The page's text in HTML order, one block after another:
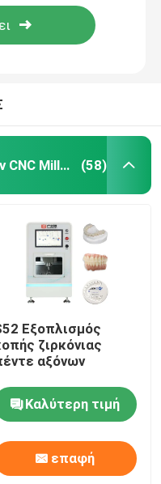
Εργαστήριο οδοντιατρικών CNC Milling Machine (58)
Εξοπλισμός
ζιρκόνιας
αξόνων
Καλύτερη τιμή
επαφή